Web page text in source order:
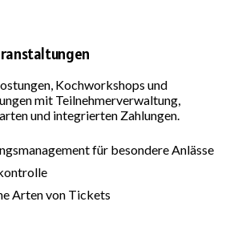
Kochworkshops und
mit Teilnehmerverwaltung,
und integrierten Zahlungen.
für besondere Anlässe
Arten von Tickets